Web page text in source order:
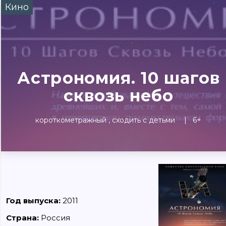
#билеты без комиссии
Сегодня Завтра
Событиям
Концерты Театр Детям Выставки
Кино
Астрономия. 10 шагов
сквозь небо
короткометражный сходить с детьми 6+
Год выпуска: 2011
Страна: Россия